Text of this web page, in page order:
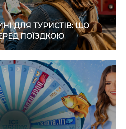
ДЛЯ ТУРИСТІВ: ЩО
ПОЇЗДКОЮ